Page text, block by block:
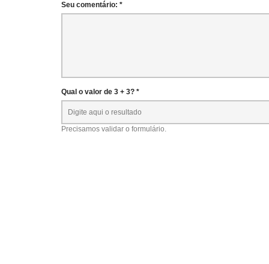
Seu comentário: *
Qual o valor de 3 + 3? *
Precisamos validar o formulário.